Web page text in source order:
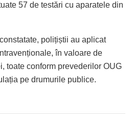
57 de testări cu aparatele din
polițiștii au aplicat
în valoare de
toate conform prevederilor OUG
pe drumurile publice.